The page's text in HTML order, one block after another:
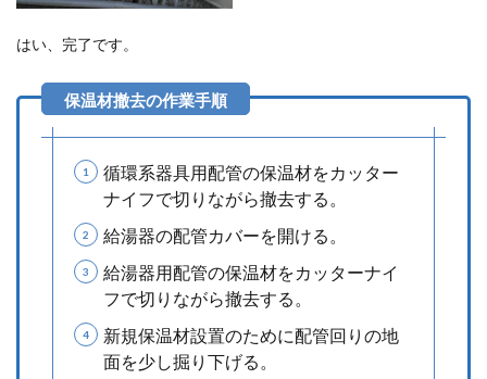
はい、完了です。
循環系器具用配管の保温材をカッター
ナイフで切りながら撤去する。
給湯器の配管カバーを開ける。
給湯器用配管の保温材をカッターナイ
フで切りながら撤去する。
新規保温材設置のために配管回りの地
面を少し掘り下げる。